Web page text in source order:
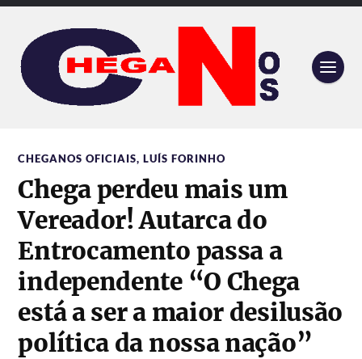
CHEGANOS OFICIAIS,LUÍS FORINHO
Chega perdeu mais um
Vereador! Autarca do
Entrocamento passa a
independente “O Chega
está a ser a maior desilusão
política da nossa nação”